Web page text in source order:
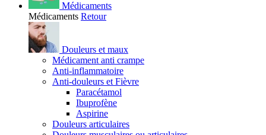
Médicaments
Médicaments Retour
Douleurs et maux
Médicament anti crampe
Anti-inflammatoire
Anti-douleurs et Fièvre
Paracétamol
Ibuprofène
Aspirine
Douleurs articulaires